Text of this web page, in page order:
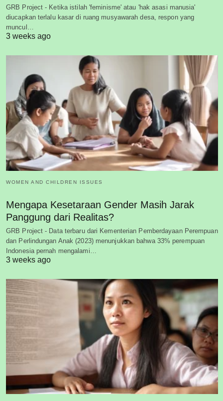
GRB Project - Ketika istilah 'feminisme' atau 'hak asasi manusia'
diucapkan terlalu kasar di ruang musyawarah desa, respon yang
muncul…
3 weeks ago
WOMEN AND CHILDREN ISSUES
Mengapa Kesetaraan Gender Masih Jarak
Panggung dari Realitas?
GRB Project - Data terbaru dari Kementerian Pemberdayaan Perempuan
dan Perlindungan Anak (2023) menunjukkan bahwa 33% perempuan
Indonesia pernah mengalami…
3 weeks ago